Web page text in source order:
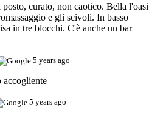
curato, non caotico. Bella l'oasi
e gli scivoli. In basso
in tre blocchi. C'è anche un bar
5 years ago
accogliente
5 years ago